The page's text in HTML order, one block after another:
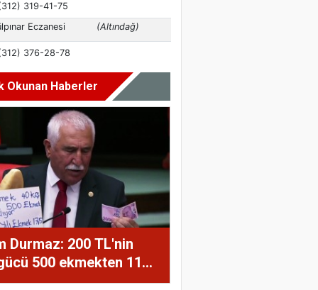
Okunan Haberler
Durmaz: 200 TL'nin
500 ekmekten 11
düştü